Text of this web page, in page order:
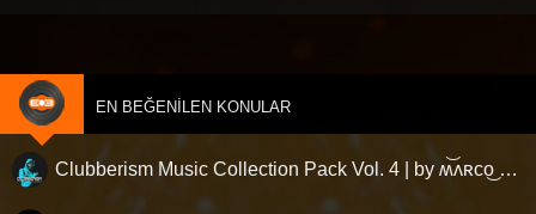
EN BEĞENILEN KONULAR
Clubberism Music Collection Pack Vol. 4 | by ʍ͝ʌʀco͜ ʌɴϯσɴio ҇